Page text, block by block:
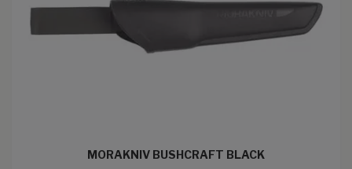
MORAKNIV BUSHCRAFT BLACK